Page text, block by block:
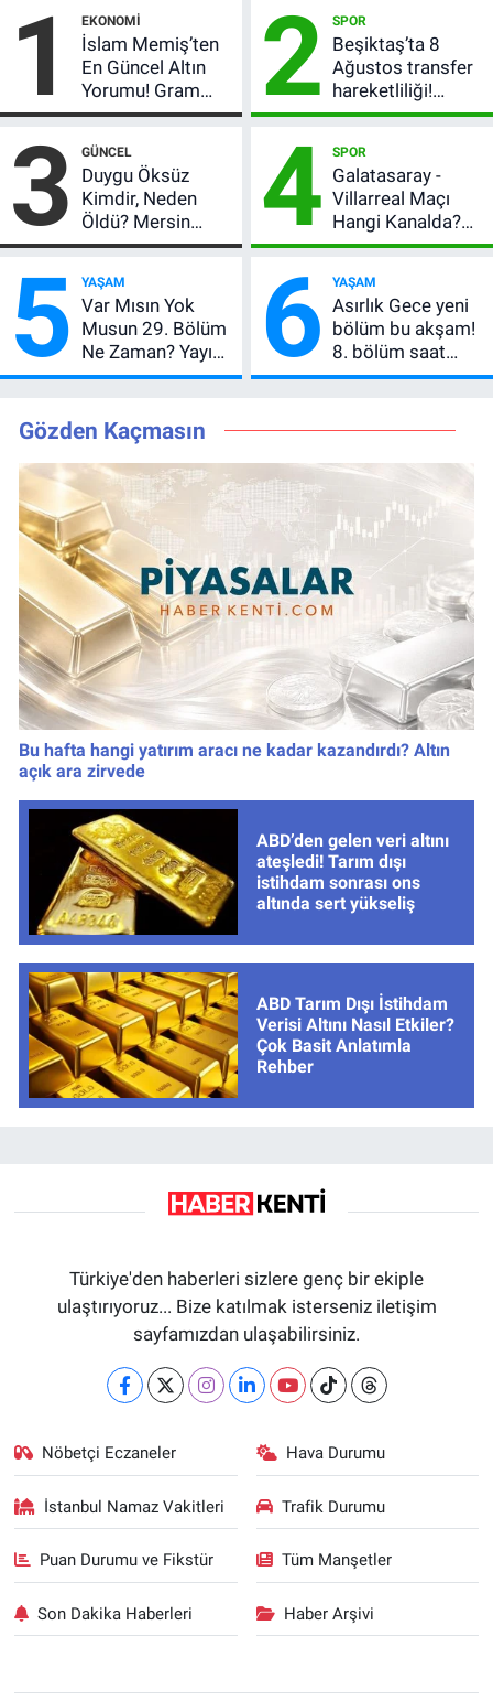
1 EKONOMI
İslam Memiş’ten
En Güncel Altın
Yorumu! Gram
Altın İçin 6.350 TL
Beklentisi
Değişmedi
2 SPOR
Beşiktaş’ta 8
Ağustos transfer
hareketliliği!
Yönetim 5 bölge
bastı
3 GÜNCEL
Duygu Öksüz
Kimdir, Neden
Öldü? Mersin
Basınının Acı
4 SPOR
Galatasaray -
Villarreal Maçı
Hangi Kanalda?
Hazırlık Maçı Ne
Kaçta, Nereden
İzlenir?
5 YAŞAM
Var Mısın Yok
Musun 29. Bölüm
Ne Zaman? Yayın
Günü Değişti, Yeni
6 YAŞAM
Asırlık Gece yeni
bölüm bu akşam!
8. bölüm saat
kaçta, TRT 1 canlı
Gözden Kaçmasın
Bu hafta hangi yatırım aracı ne kadar kazandırdı? Altın
açık ara zirvede
ABD’den gelen veri altını
ateşledi! Tarım dışı
istihdam sonrası ons
altında sert yükseliş
ABD Tarım Dışı İstihdam
Verisi Altını Nasıl Etkiler?
Çok Basit Anlatımla
Rehber
Türkiye'den haberleri sizlere genç bir ekiple
ulaştırıyoruz... Bize katılmak isterseniz iletişim
sayfamızdan ulaşabilirsiniz.
Nöbetçi Eczaneler Hava Durumu
İstanbul Namaz Vakitleri Trafik Durumu
Puan Durumu ve Fikstür Tüm Manşetler
Son Dakika Haberleri Haber Arşivi